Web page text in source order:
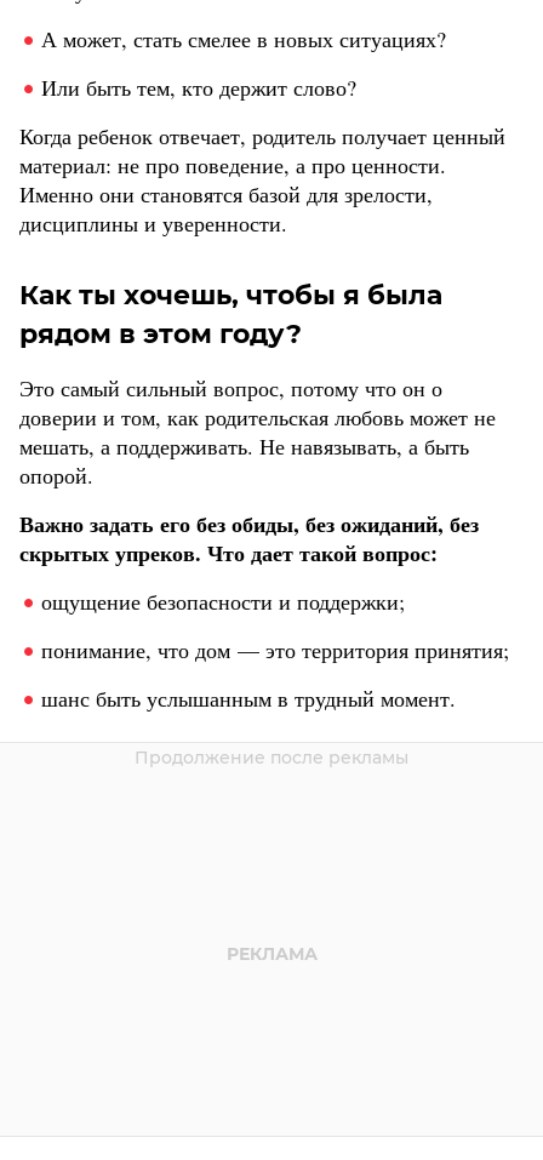
А может, стать смелее в новых ситуациях?
Или быть тем, кто держит слово?
Когда ребенок отвечает, родитель получает ценный
материал: не про поведение, а про ценности.
Именно они становятся базой для зрелости,
дисциплины и уверенности.
Как ты хочешь, чтобы я была
рядом в этом году?
Это самый сильный вопрос, потому что он о
доверии и том, как родительская любовь может не
мешать, а поддерживать. Не навязывать, а быть
опорой.
Важно задать его без обиды, без ожиданий, без
скрытых упреков. Что дает такой вопрос:
ощущение безопасности и поддержки;
понимание, что дом — это территория принятия;
шанс быть услышанным в трудный момент.